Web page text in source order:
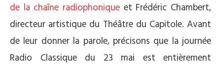
de la chaîne radiophonique et Frédéric Chambert,
directeur artistique du Théâtre du Capitole. Avant
de leur donner la parole, précisons que la journée
Radio Classique du 23 mai est entièrement